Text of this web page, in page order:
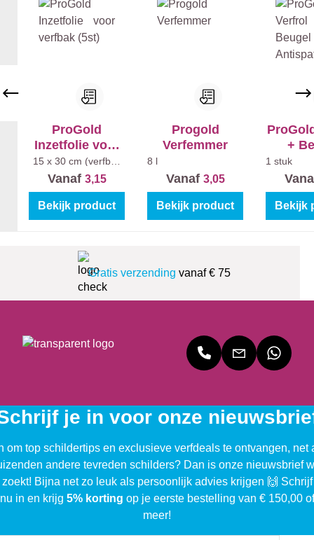
t
v
g
e
n
g
r
ProGold
Inzetfolie voor
verfbak (5st)
15 x 30 cm (verfbak
Vanaf 3,15
Bekijk product
Progold
Verfemmer
8 l
Vanaf 3,05
Bekijk product
+
1 stuk
Bekijk
Gratis verzending vanaf € 75
je in voor onze
om top schildertips en exclusieve verfdeals te ontvangen, net
andere tevreden schilders? Dan is onze nieuwsbrief
Bijna net zo leuk als persoonlijk advies krijgen 🙌
nu in en krijg 5% korting op je eerste bestelling van € 150,00 of
meer!